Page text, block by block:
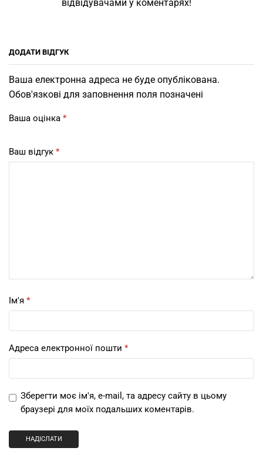
відвідувачами у коментарях!
ДОДАТИ ВІДГУК
Ваша електронна адреса не буде опублікована.
Обов'язкові для заповнення поля позначені
Ваша оцінка *
Ваш відгук *
Ім'я *
Адреса електронної пошти *
Зберегти моє ім'я, e-mail, та адресу сайту в цьому
браузері для моїх подальших коментарів.